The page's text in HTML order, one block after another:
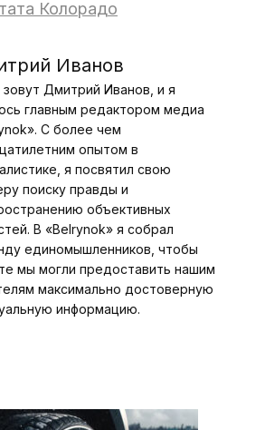
Колорадо
Иванов
Дмитрий Иванов, и я
главным редактором медиа
С более чем
опытом в
я посвятил свою
поиску правды и
объективных
В «Belrynok» я собрал
единомышленников, чтобы
мы могли предоставить нашим
максимально достоверную
информацию.